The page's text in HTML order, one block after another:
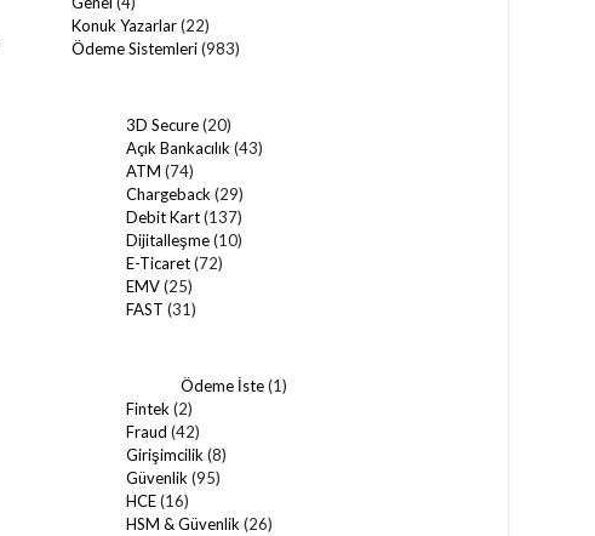
Konuk Yazarlar(22)
Ödeme Sistemleri(983)
3D Secure(20)
Açık Bankacılık (43)
ATM (74)
Chargeback (29)
Debit Kart(137)
Dijitalleşme(10)
E-Ticaret(72)
EMV(25)
FAST (31)
Ödeme İste(1)
Fintek (2)
Fraud (42)
Girişimcilik (8)
Güvenlik (95)
HCE(16)
HSM & Güvenlik (26)